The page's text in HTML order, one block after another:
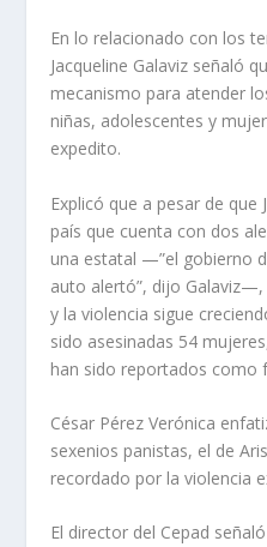
En lo relacionado con los
Jacqueline Galaviz señaló
mecanismo para atender
niñas, adolescentes y
expedito.
Explicó que a pesar de que
país que cuenta con dos
una estatal —”el gobierno
auto alertó”, dijo
y la violencia sigue
sido asesinadas 54
han sido reportados como
César Pérez Verónica
sexenios panistas, el de
recordado por la violencia
El director del Cepad